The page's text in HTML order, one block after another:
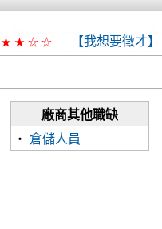
★ ★ ☆ ☆ 【我想要徵才】
廠商其他職缺
‧ 倉儲人員